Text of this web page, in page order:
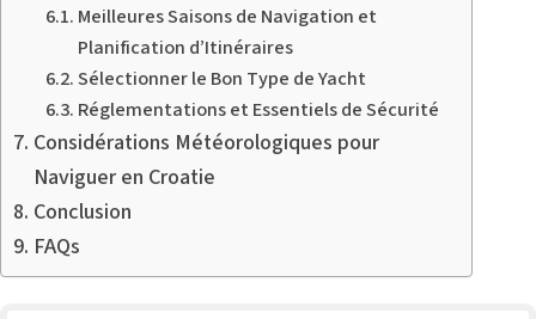
Meilleures Saisons de Navigation et
Planification d’Itinéraires
Sélectionner le Bon Type de Yacht
Réglementations et Essentiels de Sécurité
Considérations Météorologiques pour
Naviguer en Croatie
Conclusion
FAQs